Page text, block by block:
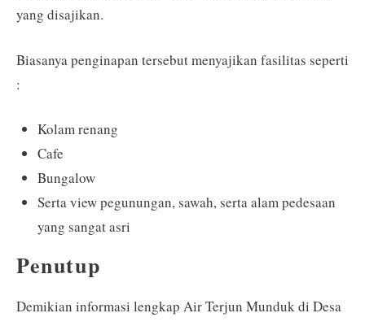
yang disajikan.
Biasanya penginapan tersebut menyajikan fasilitas seperti
:
Kolam renang
Cafe
Bungalow
Serta view pegunungan, sawah, serta alam pedesaan
yang sangat asri
Penutup
Demikian informasi lengkap Air Terjun Munduk di Desa